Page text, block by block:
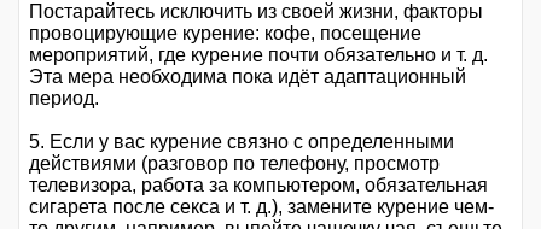
Постарайтесь исключить из своей жизни, факторы
провоцирующие курение: кофе, посещение
мероприятий, где курение почти обязательно и т. д.
Эта мера необходима пока идёт адаптационный
период.
5. Если у вас курение связно с определенными
действиями (разговор по телефону, просмотр
телевизора, работа за компьютером, обязательная
сигарета после секса и т. д.), замените курение чем-